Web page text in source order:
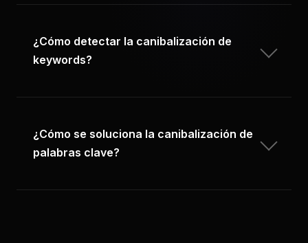
¿Cómo detectar la canibalización de
keywords?
¿Cómo se soluciona la canibalización de
palabras clave?